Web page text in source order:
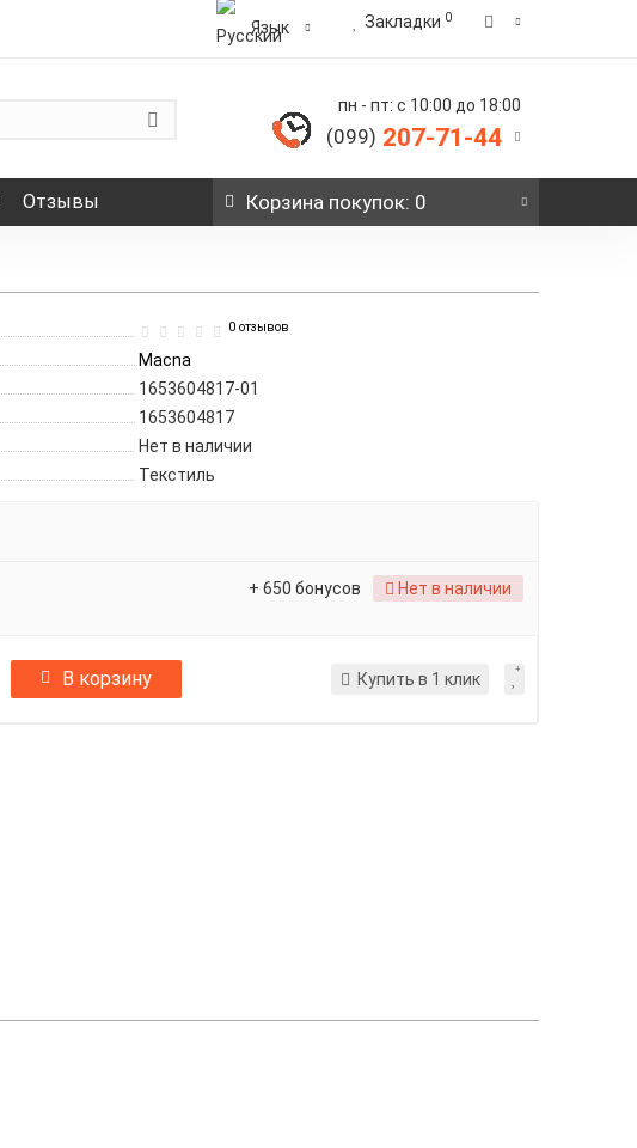
Язык Закладки 0
пн - пт: с 10:00 до 18:00
(099) 207-71-44
Отзывы Корзина покупок: 0
0 отзывов
Macna
1653604817-01
1653604817
Нет в наличии
Текстиль
+ 650 бонусов Нет в наличии
В корзину Купить в 1 клик